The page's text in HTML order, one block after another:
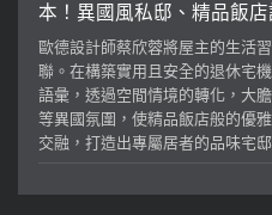
本！異國風私邸、精品飯
歐德設計師蔡欣蓉將屋主的生活
聯。在構築實用且安全的退休宅
語彙，透過空間情境的轉化，大
等異國氛圍，使精品飯店般的優
交融，打造出專屬居者的品味宅邸